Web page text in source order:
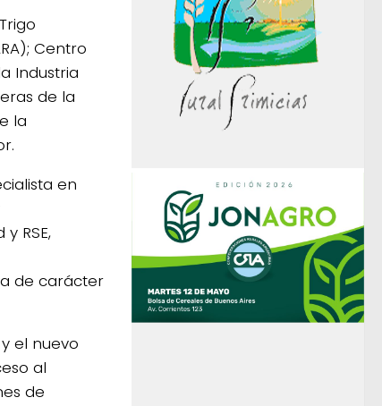
Centro
Industria
de la
la
en
RSE,
de carácter
el nuevo
al
de